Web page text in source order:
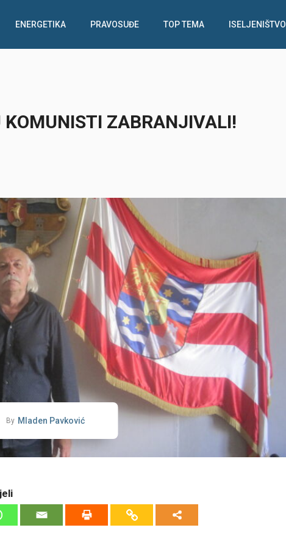
ENERGETIKA PRAVOSUĐE TOP TEMA ISELJENIŠTVO
KOMUNISTI ZABRANJIVALI!
By Mladen Pavković